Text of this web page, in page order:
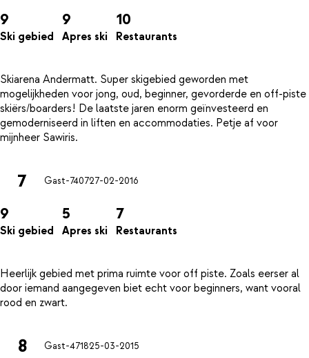
9
Ski gebied
9
Apres ski
10
Restaurants
Skiarena Andermatt. Super skigebied geworden met
mogelijkheden voor jong, oud, beginner, gevorderde en off-piste
skiërs/boarders! De laatste jaren enorm geïnvesteerd en
gemoderniseerd in liften en accommodaties. Petje af voor
7 Gast-740727-02-2016
9
Ski gebied
5
Apres ski
7
Restaurants
Heerlijk gebied met prima ruimte voor off piste. Zoals eerser al
door iemand aangegeven biet echt voor beginners, want vooral
8 Gast-471825-03-2015